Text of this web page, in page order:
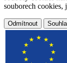
souborech cookies,
Odmítnout